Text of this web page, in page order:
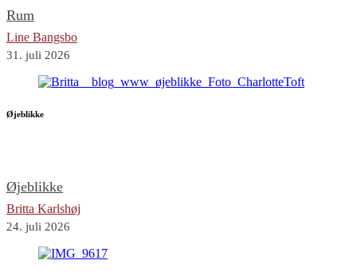
Rum
Line Bangsbo
31. juli 2026
Øjeblikke
Øjeblikke
Britta Karlshøj
24. juli 2026